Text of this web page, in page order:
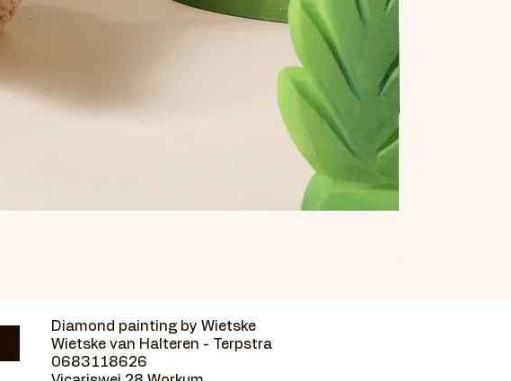
Preis
24,00 €
Diamond painting by Wietske
Wietske van Halteren - Terpstra
0683118626